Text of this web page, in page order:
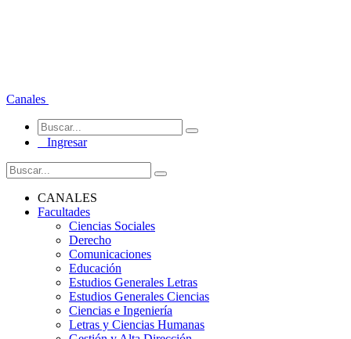
Canales
Ingresar
CANALES
Facultades
Ciencias Sociales
Derecho
Comunicaciones
Educación
Estudios Generales Letras
Estudios Generales Ciencias
Ciencias e Ingeniería
Letras y Ciencias Humanas